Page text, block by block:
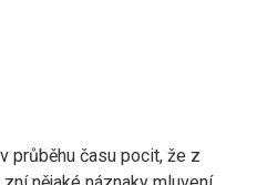
průběhu času pocit, že z